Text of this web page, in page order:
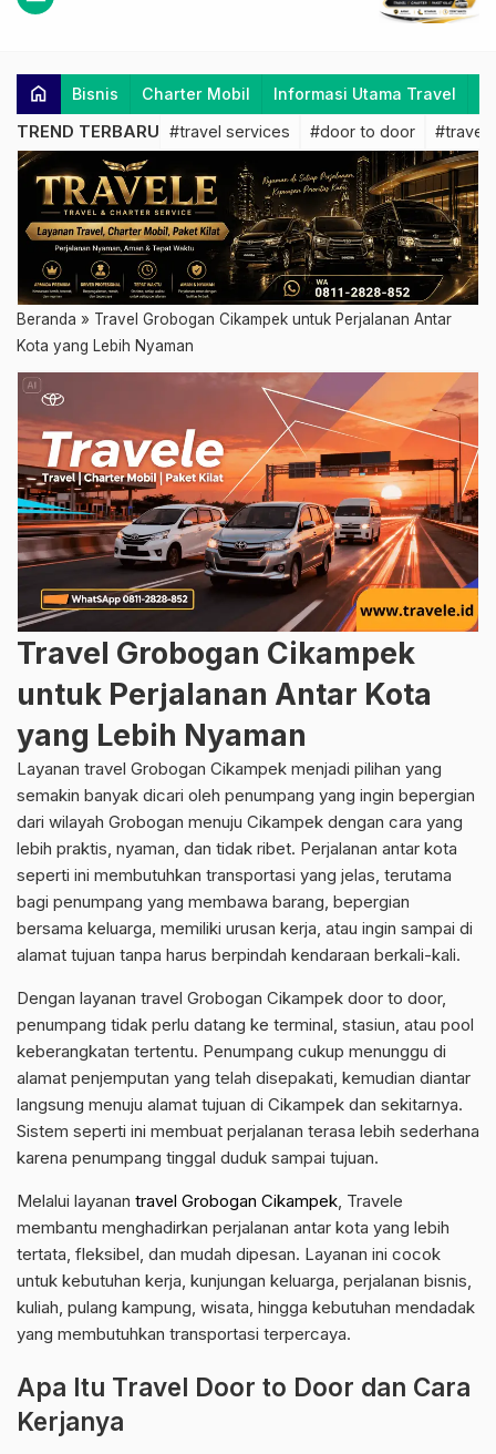
home Bisnis Charter Mobil Informasi Utama Travel
TREND TERBARU #travel services #door to door #travel
Beranda » Travel Grobogan Cikampek untuk Perjalanan Antar
Kota yang Lebih Nyaman
Travel Grobogan Cikampek
untuk Perjalanan Antar Kota
yang Lebih Nyaman
Layanan travel Grobogan Cikampek menjadi pilihan yang
semakin banyak dicari oleh penumpang yang ingin bepergian
dari wilayah Grobogan menuju Cikampek dengan cara yang
lebih praktis, nyaman, dan tidak ribet. Perjalanan antar kota
seperti ini membutuhkan transportasi yang jelas, terutama
bagi penumpang yang membawa barang, bepergian
bersama keluarga, memiliki urusan kerja, atau ingin sampai di
alamat tujuan tanpa harus berpindah kendaraan berkali-kali.
Dengan layanan travel Grobogan Cikampek door to door,
penumpang tidak perlu datang ke terminal, stasiun, atau pool
keberangkatan tertentu. Penumpang cukup menunggu di
alamat penjemputan yang telah disepakati, kemudian diantar
langsung menuju alamat tujuan di Cikampek dan sekitarnya.
Sistem seperti ini membuat perjalanan terasa lebih sederhana
karena penumpang tinggal duduk sampai tujuan.
Melalui layanan travel Grobogan Cikampek, Travele
membantu menghadirkan perjalanan antar kota yang lebih
tertata, fleksibel, dan mudah dipesan. Layanan ini cocok
untuk kebutuhan kerja, kunjungan keluarga, perjalanan bisnis,
kuliah, pulang kampung, wisata, hingga kebutuhan mendadak
yang membutuhkan transportasi terpercaya.
Apa Itu Travel Door to Door dan Cara
Kerjanya